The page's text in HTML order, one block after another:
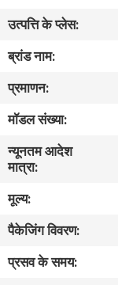
हमारे
बारे
में
कारखाने
का
गुणवत्ता
नियंत्रण
उत्पत्ति के प्लेस:
ब्रांड नाम:
प्रमाणन:
मॉडल संख्या:
न्यूनतम आदेश
मात्रा:
मूल्य:
पैकेजिंग विवरण:
प्रसव के समय: